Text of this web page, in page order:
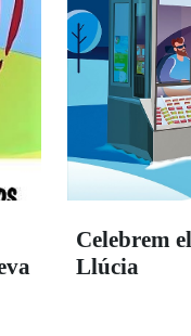
Celebrem
Llúcia